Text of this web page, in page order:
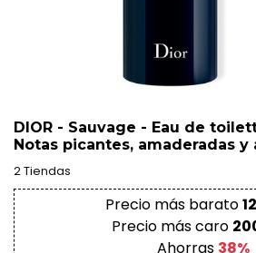
DIOR - Sauvage - Eau de
Notas picantes, amaderadas y
2 Tiendas
Precio más barato
Precio más caro
Ahorras 38%